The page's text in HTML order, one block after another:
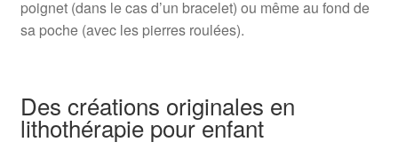
poignet (dans le cas d’un bracelet) ou même au fond de
sa poche (avec les pierres roulées).
Des créations originales en
lithothérapie pour enfant